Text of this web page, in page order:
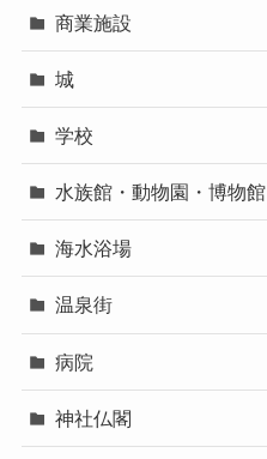
商業施設
城
学校
水族館・動物園・博物館
海水浴場
温泉街
病院
神社仏閣